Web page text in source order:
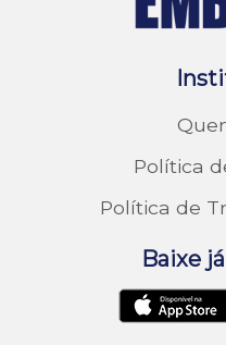
Política
Política de
Baixe